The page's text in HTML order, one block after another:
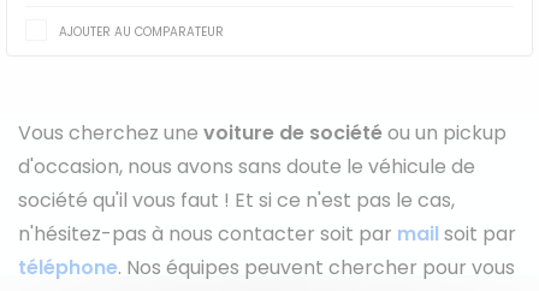
AJOUTER AU COMPARATEUR
Vous cherchez une voiture de sociétéou un pickup
d'occasion, nous avons sans doute le véhicule de
société qu'il vous faut ! Et si ce n'est pas le cas,
n'hésitez-pas à nous contacter soit par mailsoit par
téléphone. Nos équipes peuvent chercher pour vous